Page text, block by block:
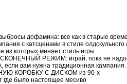
дофамина: все как в старые
с катсценами в стиле олдскульного
из которых меняет стиль игры
РЕЖИМ: играй, пока не
вам нужна традиционная кампания.
КОРОБКУ С ДИСКОМ из 90-х
где было настоящее месиво